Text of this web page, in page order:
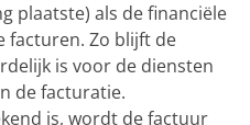
plaatste) als de financiële
facturen. Zo blijft de
is voor de diensten
de facturatie.
is, wordt de factuur